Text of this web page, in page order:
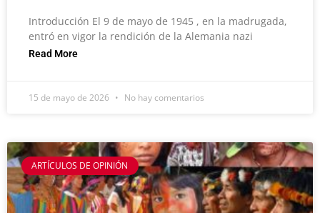
Introducción El 9 de mayo de 1945 , en la madrugada,
entró en vigor la rendición de la Alemania nazi
Read More
15 de mayo de 2026 No hay comentarios
ARTÍCULOS DE OPINIÓN